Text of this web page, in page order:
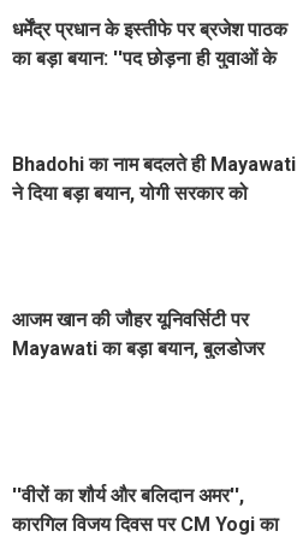
धर्मेंद्र प्रधान के इस्तीफे पर ब्रजेश पाठक
का बड़ा बयान: ''पद छोड़ना ही युवाओं के
Bhadohi का नाम बदलते ही Mayawati
ने दिया बड़ा बयान, योगी सरकार को
आजम खान की जौहर यूनिवर्सिटी पर
Mayawati का बड़ा बयान, बुलडोजर
''वीरों का शौर्य और बलिदान अमर'',
कारगिल विजय दिवस पर CM Yogi का